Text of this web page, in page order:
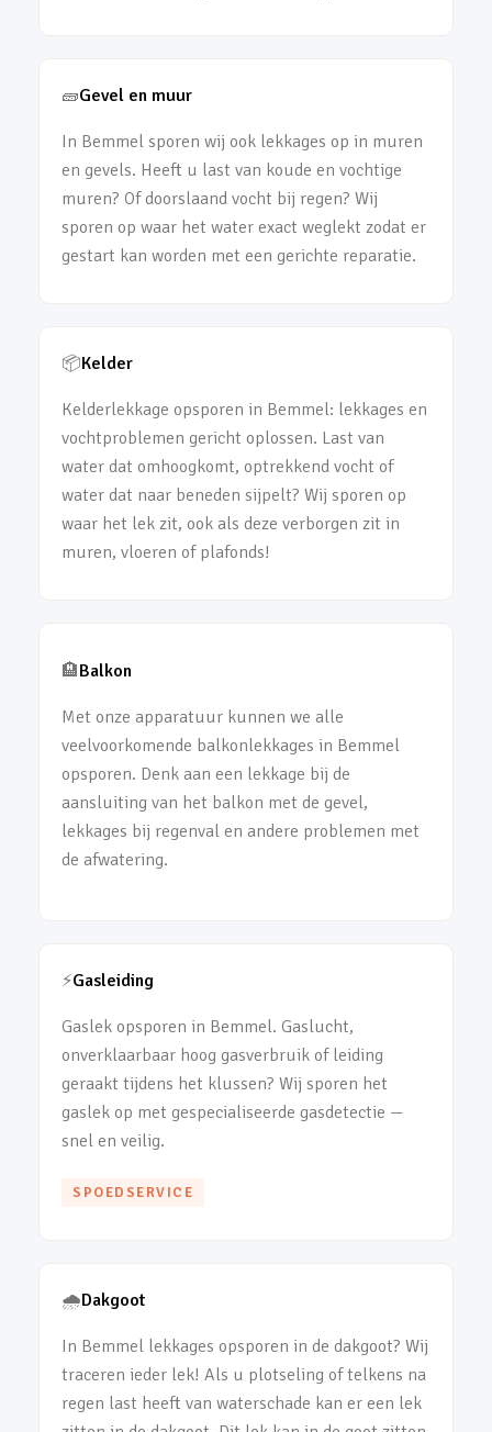
🧱Gevel en muur
In Bemmel sporen wij ook lekkages op in muren
en gevels. Heeft u last van koude en vochtige
muren? Of doorslaand vocht bij regen? Wij
sporen op waar het water exact weglekt zodat er
gestart kan worden met een gerichte reparatie.
📦Kelder
Kelderlekkage opsporen in Bemmel: lekkages en
vochtproblemen gericht oplossen. Last van
water dat omhoogkomt, optrekkend vocht of
water dat naar beneden sijpelt? Wij sporen op
waar het lek zit, ook als deze verborgen zit in
muren, vloeren of plafonds!
🏨Balkon
Met onze apparatuur kunnen we alle
veelvoorkomende balkonlekkages in Bemmel
opsporen. Denk aan een lekkage bij de
aansluiting van het balkon met de gevel,
lekkages bij regenval en andere problemen met
de afwatering.
⚡Gasleiding
Gaslek opsporen in Bemmel. Gaslucht,
onverklaarbaar hoog gasverbruik of leiding
geraakt tijdens het klussen? Wij sporen het
gaslek op met gespecialiseerde gasdetectie —
snel en veilig.
SPOEDSERVICE
🌧️Dakgoot
In Bemmel lekkages opsporen in de dakgoot? Wij
traceren ieder lek! Als u plotseling of telkens na
regen last heeft van waterschade kan er een lek